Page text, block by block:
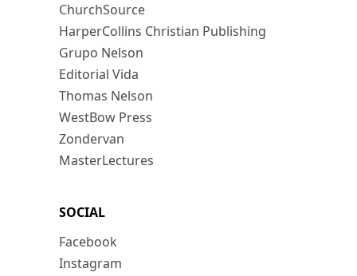
ChurchSource
HarperCollins Christian Publishing
Grupo Nelson
Editorial Vida
Thomas Nelson
WestBow Press
Zondervan
MasterLectures
SOCIAL
Facebook
Instagram